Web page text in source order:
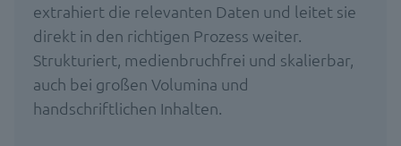
extrahiert die relevanten Daten und leitet sie
direkt in den richtigen Prozess weiter.
Strukturiert, medienbruchfrei und skalierbar,
auch bei großen Volumina und
handschriftlichen Inhalten.